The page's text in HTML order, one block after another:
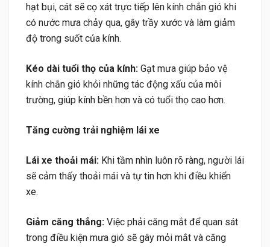
hạt bụi, cát sẽ cọ xát trực tiếp lên kính chắn gió khi
có nước mưa chảy qua, gây trầy xước và làm giảm
độ trong suốt của kính.
Kéo dài tuổi thọ của kính: Gạt mưa giúp bảo vệ
kính chắn gió khỏi những tác động xấu của môi
trường, giúp kính bền hơn và có tuổi thọ cao hơn.
Tăng cường trải nghiệm lái xe
Lái xe thoải mái: Khi tầm nhìn luôn rõ ràng, người lái
sẽ cảm thấy thoải mái và tự tin hơn khi điều khiển
xe.
Giảm căng thẳng: Việc phải căng mắt để quan sát
trong điều kiện mưa gió sẽ gây mỏi mắt và căng